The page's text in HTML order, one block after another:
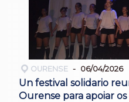
OURENSE 06/04/2026
Un festival solidario
Ourense para apoiar